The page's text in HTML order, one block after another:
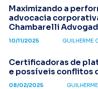
Maximizando a
advocacia
Chambarelli
10/11/2025 GUILHERME
Certificadoras de
e possíveis conflitos
08/02/2025